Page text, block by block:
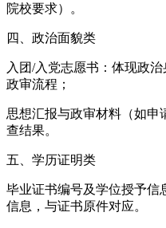
院校要求）。
四、‌政治面貌类‌
入团/入党志愿书‌：体现政
政审流程；
思想汇报与政审材料‌（如申
查结果。
五、‌学历证明类‌
毕业证书编号及学位授予信
信息，与证书原件对应。